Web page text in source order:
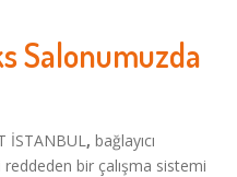
Salonumuzda
İSTANBUL, bağlayıcı
bir çalışma sistemi